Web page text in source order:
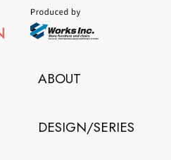
ABOUT
DESIGN/SERIES